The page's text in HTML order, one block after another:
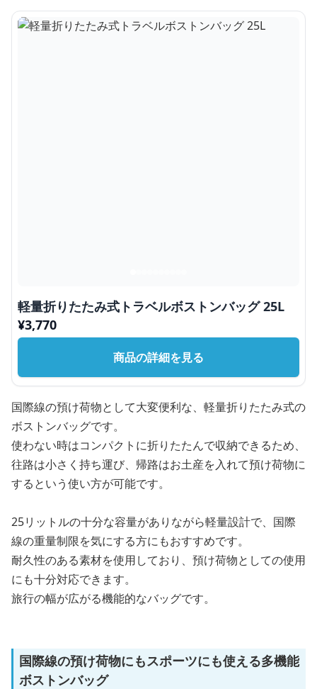
軽量折りたたみ式トラベルボストンバッグ 25L
¥3,770
商品の詳細を見る
国際線の預け荷物として大変便利な、軽量折りたたみ式の
ボストンバッグです。
使わない時はコンパクトに折りたたんで収納できるため、
往路は小さく持ち運び、帰路はお土産を入れて預け荷物に
するという使い方が可能です。
25リットルの十分な容量がありながら軽量設計で、国際
線の重量制限を気にする方にもおすすめです。
耐久性のある素材を使用しており、預け荷物としての使用
にも十分対応できます。
旅行の幅が広がる機能的なバッグです。
国際線の預け荷物にもスポーツにも使える多機能
ボストンバッグ